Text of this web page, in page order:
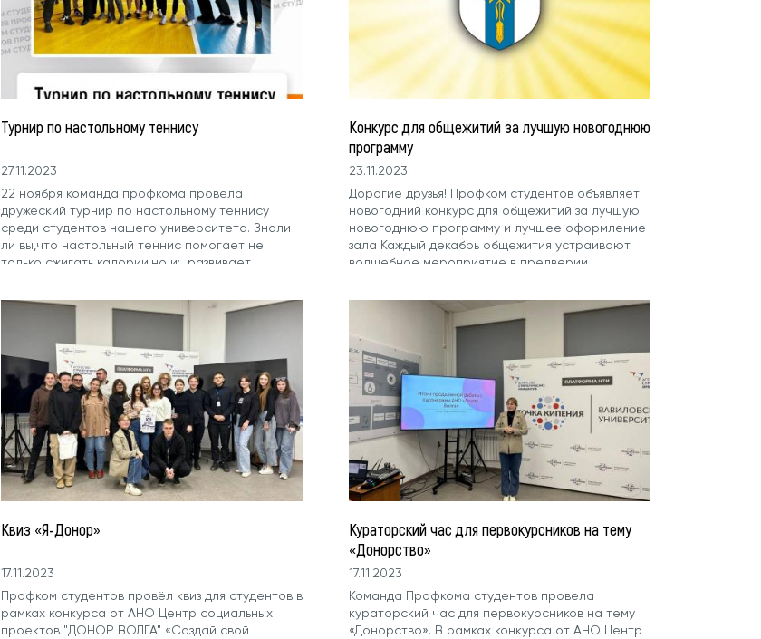
Турнир по настольному теннису
27.11.2023
22 ноября команда профкома провела
дружеский турнир по настольному теннису
среди студентов нашего университета. Знали
ли вы,что настольный теннис помогает не
только сжигать калории,но и: развивает
Конкурс для общежитий за лучшую новогоднюю
программу
23.11.2023
Дорогие друзья! Профком студентов объявляет
новогодний конкурс для общежитий за лучшую
новогоднюю программу и лучшее оформление
зала Каждый декабрь общежития устраивают
волшебное мероприятие в предверии
критериям, и по итогу результатов выберут
победителей. Победитель получит денежный
приз для нужд общежития
Квиз «Я-Донор»
17.11.2023
Профком студентов провёл квиз для студентов в
рамках конкурса от АНО Центр социальных
проектов "ДОНОР ВОЛГА" «Создай свой
Кураторский час для первокурсников на тему
«Донорство»
17.11.2023
Команда Профкома студентов провела
кураторский час для первокурсников на тему
«Донорство». В рамках конкурса от АНО Центр